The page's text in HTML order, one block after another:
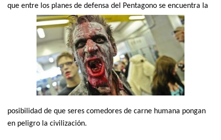
que entre los planes de defensa del Pentagono se encuentra la
posibilidad de que seres comedores de carne humana pongan
en peligro la civilización.